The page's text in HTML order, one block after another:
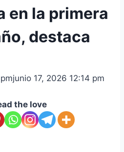
en la primera
destaca
junio 17, 2026 12:14 pm
the love